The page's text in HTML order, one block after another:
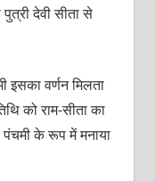
देवी सीता से
इसका वर्णन मिलता
को राम-सीता का
पंचमी के रूप में मनाया